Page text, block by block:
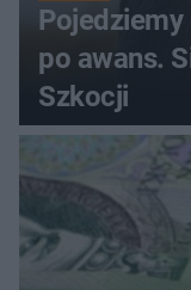
po awans.
Szkocji